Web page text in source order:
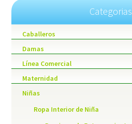
Categorias
Caballeros
Damas
Línea Comercial
Maternidad
Niñas
Ropa Interior de Niña